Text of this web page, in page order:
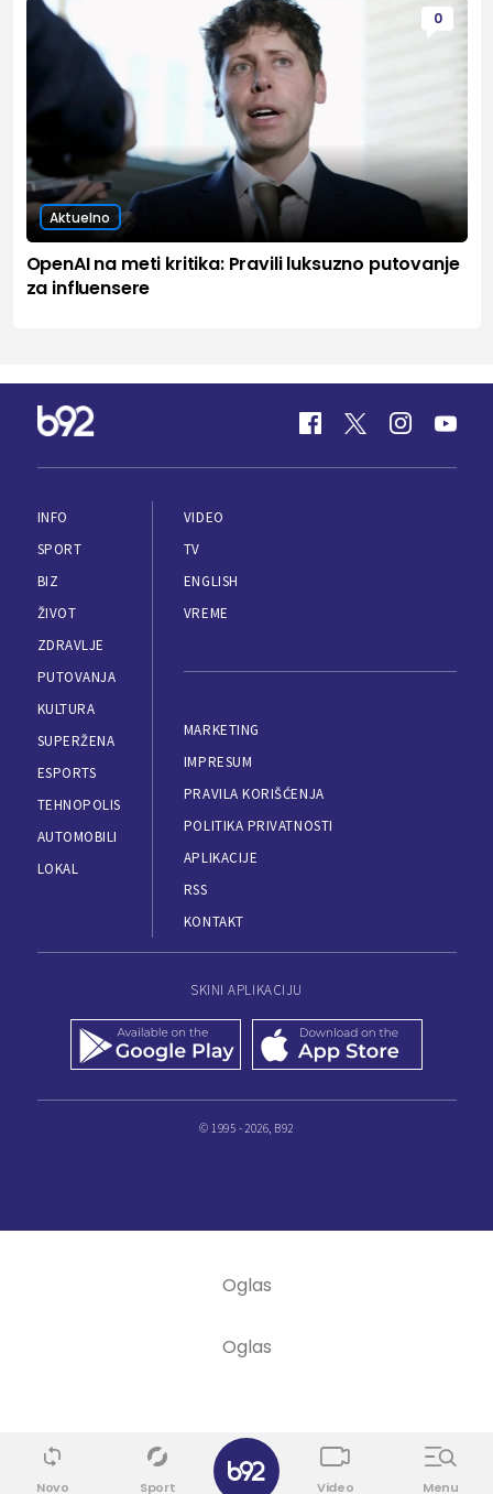
0
Aktuelno
OpenAI na meti kritika: Pravili luksuzno putovanje
za influensere
INFO
SPORT
BIZ
ŽIVOT
ZDRAVLJE
PUTOVANJA
KULTURA
SUPERŽENA
ESPORTS
TEHNOPOLIS
AUTOMOBILI
LOKAL
VIDEO
TV
ENGLISH
VREME
MARKETING
IMPRESUM
PRAVILA KORIŠĆENJA
POLITIKA PRIVATNOSTI
APLIKACIJE
RSS
KONTAKT
SKINI APLIKACIJU
© 1995 - 2026, B92
Novo Sport Video Menu
✕